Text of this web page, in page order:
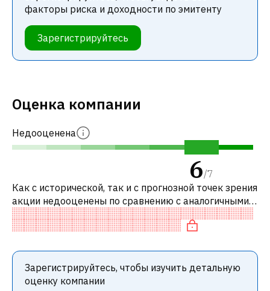
факторы риска и доходности по эмитенту
Зарегистрируйтесь
Оценка компании
Недооценена
6/7
Как с исторической, так и с прогнозной точек зрения
акции недооценены по сравнению с аналогичными
акциями. В частности, акция справедливо оценена
по P/E, переоценена по E
Зарегистрируйтесь, чтобы изучить детальную
оценку компании